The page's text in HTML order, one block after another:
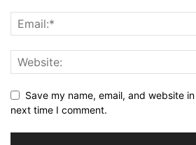
Save my name, email, and website
next time I comment.